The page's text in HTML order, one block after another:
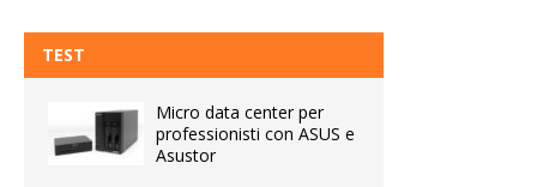
TEST
Micro data center per
professionisti con ASUS e
Asustor